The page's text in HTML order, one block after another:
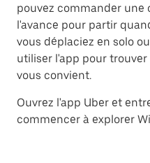
pouvez commander une
l'avance pour partir
vous déplaciez en solo
utiliser l'app pour
vous convient.
Ouvrez l'app Uber et
commencer à explorer